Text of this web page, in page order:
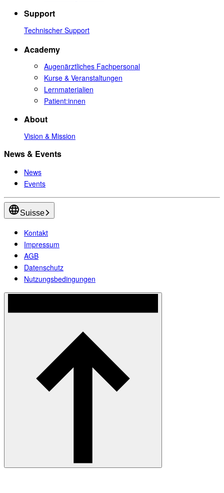
Support
Technischer Support
Academy
Augenärztliches Fachpersonal
Kurse & Veranstaltungen
Lernmaterialien
Patient:innen
About
Vision & Mission
News & Events
News
Events
Suisse
Kontakt
Impressum
AGB
Datenschutz
Nutzungsbedingungen